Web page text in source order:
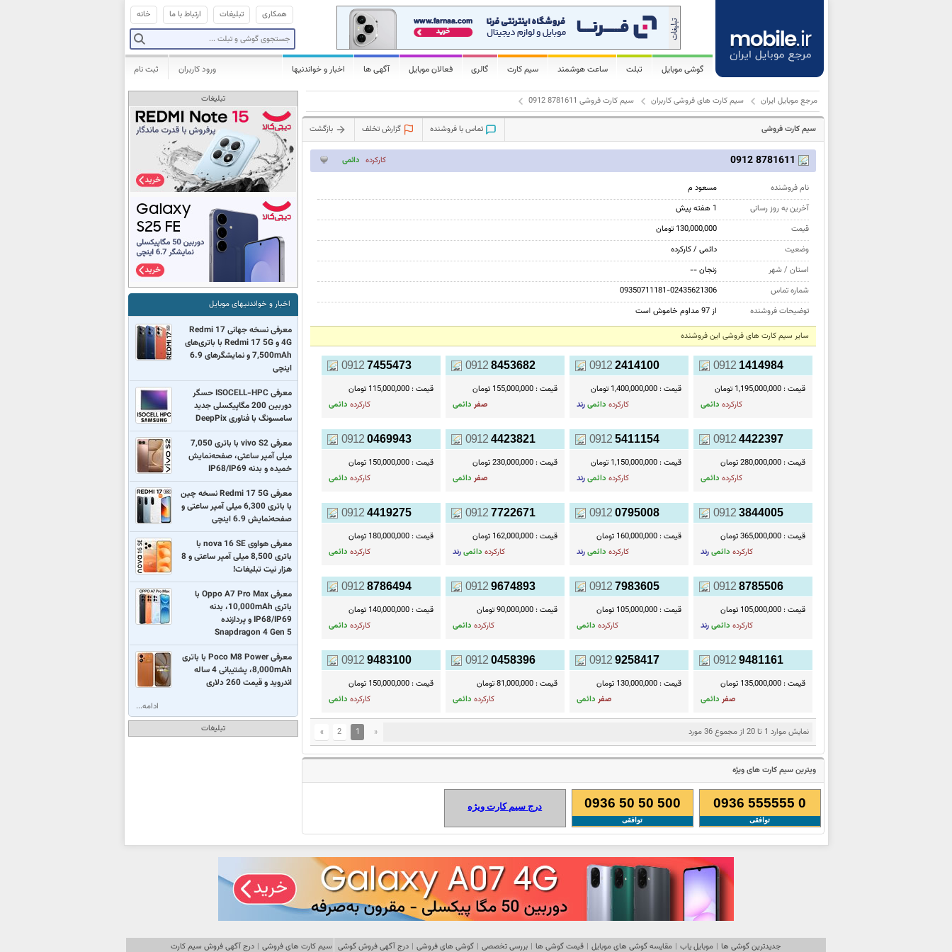
خانه ارتباط با ما تبلیغات همکاری
گوشی موبایل تبلت ساعت هوشمند سیم کارت گالری فعالان موبایل آگهی ها اخبار و خواندنیها ثبت نام ورود کاربران
مرجع موبایل ایران سیم کارت های فروشی کاربران سیم کارت فروشی 8781611 0912
سیم کارت فروشی تماس با فروشنده گزارش تخلف بازگشت
کارکرده دائمی
نام فروشنده
مسعود م
آخرین به روز رسانی
1 هفته پیش
قیمت
130,000,000 تومان
وضعیت
دائمی / کارکرده
استان / شهر
زنجان --
شماره تماس
09350711181-02435621306
توضیحات فروشنده
از 97 مداوم خاموش است
سایر سیم کارت های فروشی این فروشنده
0912 1414984
قیمت :1,195,000,000 تومان
کارکرده دائمی
0912 2414100
قیمت :1,400,000,000 تومان
کارکرده دائمیرند
0912 8453682
قیمت :155,000,000 تومان
صفر دائمی
0912 7455473
قیمت :115,000,000 تومان
کارکرده دائمی
0912 4422397
قیمت :280,000,000 تومان
کارکرده دائمی
0912 5411154
قیمت :1,150,000,000 تومان
کارکرده دائمیرند
0912 4423821
قیمت :230,000,000 تومان
صفر دائمی
0912 0469943
قیمت :150,000,000 تومان
کارکرده دائمی
0912 3844005
قیمت :365,000,000 تومان
کارکرده دائمیرند
0912 0795008
قیمت :160,000,000 تومان
کارکرده دائمیرند
0912 7722671
قیمت :162,000,000 تومان
کارکرده دائمیرند
0912 4419275
قیمت :180,000,000 تومان
کارکرده دائمی
0912 8785506
قیمت :105,000,000 تومان
کارکرده دائمیرند
0912 7983605
قیمت :105,000,000 تومان
کارکرده دائمی
0912 9674893
قیمت :90,000,000 تومان
کارکرده دائمی
0912 8786494
قیمت :140,000,000 تومان
کارکرده دائمی
0912 9481161
قیمت :135,000,000 تومان
صفر دائمی
0912 9258417
قیمت :130,000,000 تومان
صفر دائمی
0912 0458396
قیمت :81,000,000 تومان
کارکرده دائمی
0912 9483100
قیمت :150,000,000 تومان
کارکرده دائمی
نمایش موارد 1 تا 20 از مجموع 36 مورد «
1
2
»
ویترین سیم کارت های ویژه
0936 555555 0
توافقی
0936 50 50 500
توافقی
درج سیم کارت ویژه
تبلیغات
اخبار و خواندنیهای موبایل
معرفی نسخه جهانی Redmi 17
4G و Redmi 17 5G با باتری‌های
7,500mAh و نمایشگرهای 6.9
اینچی
معرفی ISOCELL-HPC حسگر
دوربین 200 مگاپیکسلی جدید
سامسونگ با فناوری DeepPix
معرفی vivo S2 با باتری 7,050
میلی آمپر ساعتی، صفحه‌نمایش
خمیده و بدنه IP68/IP69
معرفی Redmi 17 5G نسخه چین
با باتری 6,300 میلی آمپر ساعتی و
صفحه‌نمایش 6.9 اینچی
معرفی هواوی nova 16 SE با
باتری 8,500 میلی آمپر ساعتی و 8
هزار نیت تبلیغات!
معرفی Oppo A7 Pro Max با
باتری 10,000mAh، بدنه
IP68/IP69 و پردازنده
Snapdragon 4 Gen 5
معرفی Poco M8 Power با باتری
8,000mAh، پشتیبانی 4 ساله
اندروید و قیمت 260 دلاری
ادامه...
تبلیغات
جدیدترین گوشی ها | موبایل یاب | مقایسه گوشی های موبایل | قیمت گوشی ها | بررسی تخصصی | گوشی های فروشی | درج آگهی فروش گوشی سیم کارت های فروشی | درج آگهی فروش سیم کارت